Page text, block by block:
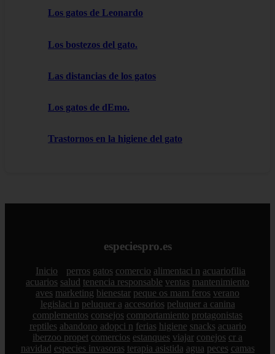
Los gatos de Leonardo
Los bostezos del gato.
Las distancias de los gatos
Los gatos de dEmo.
Trastornos en la higiene del gato
especiespro.es
Inicio perros gatos comercio alimentaci n acuariofilia
acuarios salud tenencia responsable ventas mantenimiento
aves marketing bienestar peque os mam feros verano
legislaci n peluquer a accesorios peluquer a canina
complementos consejos comportamiento protagonistas
reptiles abandono adopci n ferias higiene snacks acuario
iberzoo propet comercios estanques viajar conejos cr a
navidad especies invasoras terapia asistida agua peces camas